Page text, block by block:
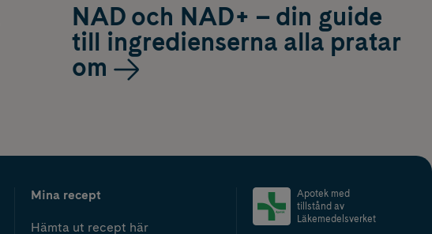
NAD och NAD+ – din guide
till ingredienserna alla pratar
om
Mina recept
Hämta ut recept här
Apotek med
tillstånd av
Läkemedelsverket